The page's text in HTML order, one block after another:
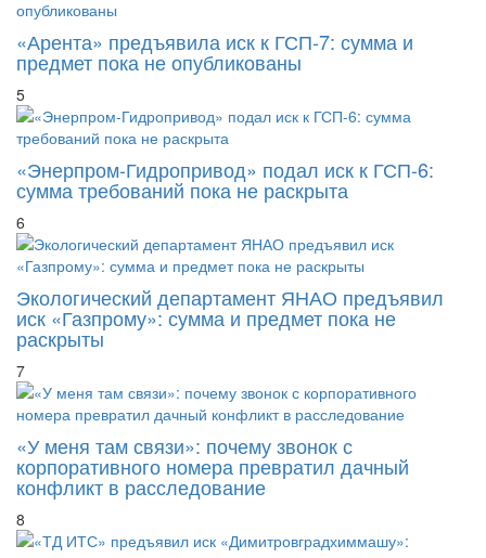
«Арента» предъявила иск к ГСП-7: сумма и
предмет пока не опубликованы
5
«Энерпром-Гидропривод» подал иск к ГСП-6:
сумма требований пока не раскрыта
6
Экологический департамент ЯНАО предъявил
иск «Газпрому»: сумма и предмет пока не
раскрыты
7
«У меня там связи»: почему звонок с
корпоративного номера превратил дачный
конфликт в расследование
8